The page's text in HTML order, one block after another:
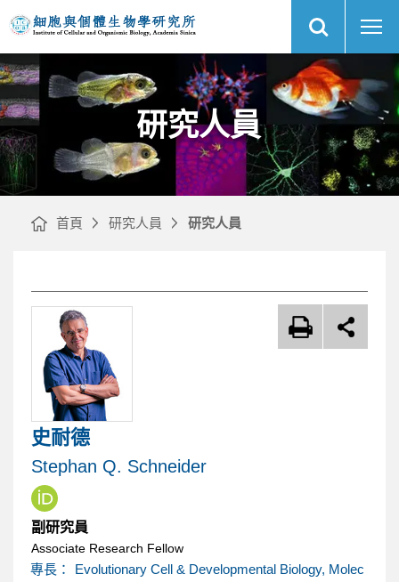
究
人
央
研
細
胞
與
個
生
物
學
研
究
所
網
站
搜
網
站
主
選
研究人員
首頁 研究人員 研究人員
文
章
內
容
區
史耐德
Stephan Q. Schneider
副研究員
Associate Research Fellow
專長：
Evolutionary Cell & Developmental Biology, Molec